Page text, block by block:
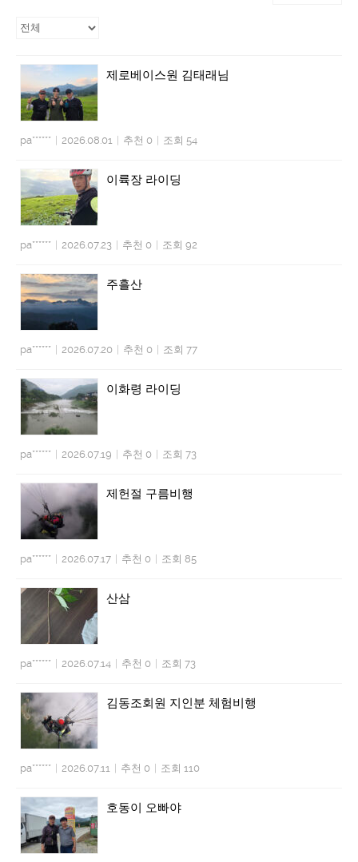
제로베이스원 김태래님
pa****** 2026.08.01 추천 0 조회 54
이륙장 라이딩
pa****** 2026.07.23 추천 0 조회 92
주흘산
pa****** 2026.07.20 추천 0 조회 77
이화령 라이딩
pa****** 2026.07.19 추천 0 조회 73
제헌절 구름비행
pa****** 2026.07.17 추천 0 조회 85
산삼
pa****** 2026.07.14 추천 0 조회 73
김동조회원 지인분 체험비행
pa****** 2026.07.11 추천 0 조회 110
호동이 오빠야